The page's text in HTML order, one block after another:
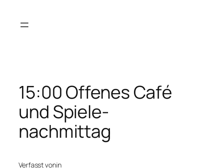
Inhalt
15:00 Offenes Café
und Spiele-
nachmittag
Verfasst vonin